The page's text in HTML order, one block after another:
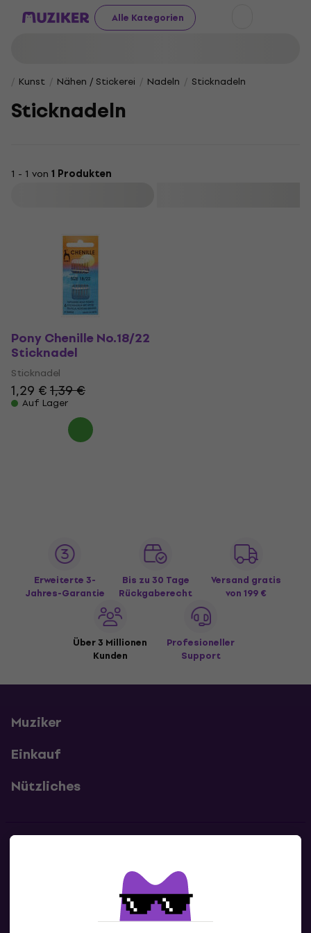
Alle Kategorien
Kunst Nähen / Stickerei Nadeln Sticknadeln
Sticknadeln
1 - 1 von 1 Produkten
Pony Chenille No.18/22
Sticknadel
Sticknadel
1,29 €1,39 €
Auf Lager
Erweiterte 3-
Jahres-Garantie
Bis zu 30 Tage
Rückgaberecht
Versand gratis
von 199 €
Über 3 Millionen
Kunden
Profesioneller
Support
Muziker
Einkauf
Nützliches
Kontaktiere uns